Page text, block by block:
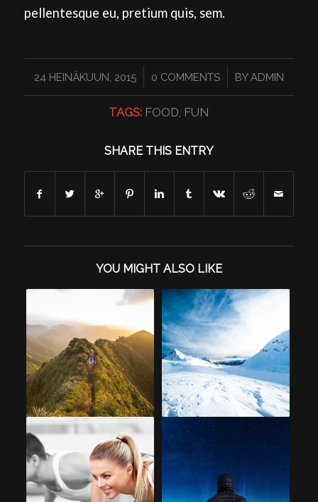
pellentesque eu, pretium quis, sem.
24 HEINÄKUUN, 2015
/ 0 COMMENTS
/ BYADMIN
TAGS: FOOD FUN
SHARE THIS ENTRY
YOU MIGHT ALSO LIKE